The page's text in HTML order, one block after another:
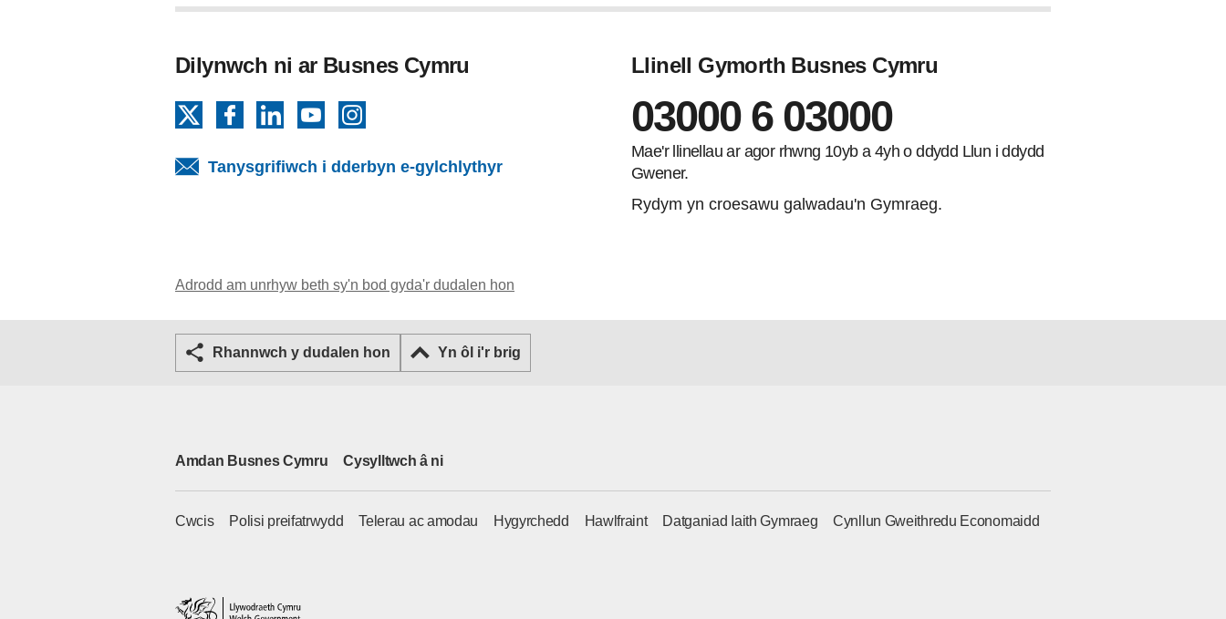
Dilynwch ni ar Busnes Cymru
FacebookLinkedInYouTube
Tanysgrifiwch i dderbyn e-gylchlythyr
Llinell Gymorth Busnes Cymru
03000 6 03000
Mae'r llinellau ar agor rhwng 10yb a 4yh o ddydd Llun i ddydd
Gwener.
Rydym yn croesawu galwadau'n Gymraeg.
Adrodd am unrhyw beth sy'n bod gyda'r dudalen hon
Rhannwch y dudalen hon Yn ôl i'r brig
Amdan Busnes Cymru Cysylltwch â ni
Cwcis Polisi preifatrwydd Telerau ac amodau Hygyrchedd Hawlfraint Datganiad Iaith Gymraeg Cynllun Gweithredu Economaidd